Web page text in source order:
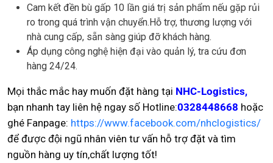
Cam kết đền bù gấp 10 lần giá trị sản phẩm nếu gặp rủi
ro trong quá trình vận chuyển.Hỗ trợ, thương lượng với
nhà cung cấp, sẵn sàng giúp đỡ khách hàng.
Áp dụng công nghệ hiện đại vào quản lý, tra cứu đơn
hàng 24/24.
Mọi thắc mắc hay muốn đặt hàng tại NHC-Logistics,
bạn nhanh tay liên hệ ngay số Hotline:0328448668 hoặc
ghé Fanpage: https://www.facebook.com/nhclogistics/
để được đội ngũ nhân viên tư vấn hỗ trợ đặt và tìm
nguồn hàng uy tín,chất lượng tốt!